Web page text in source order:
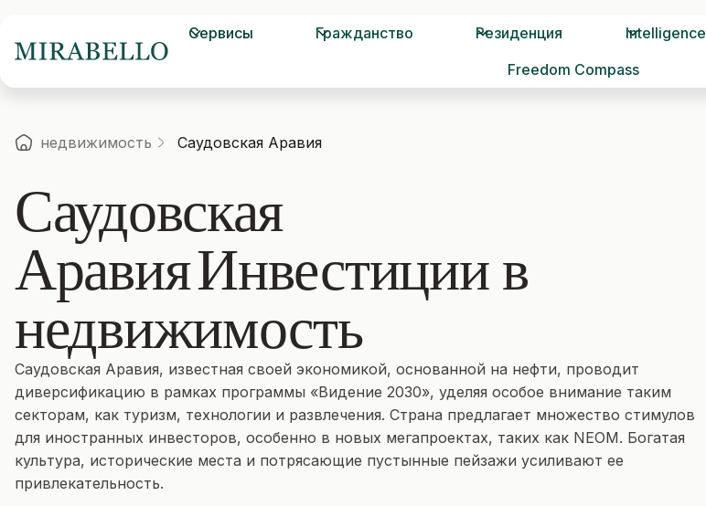
Сервисы Гражданство Резиденция Intelligence
Freedom Compass
недвижимость Саудовская Аравия
Саудовская
АравияИнвестиции в
недвижимость
Саудовская Аравия, известная своей экономикой, основанной на нефти, проводит
диверсификацию в рамках программы «Видение 2030», уделяя особое внимание таким
секторам, как туризм, технологии и развлечения. Страна предлагает множество стимулов
для иностранных инвесторов, особенно в новых мегапроектах, таких как NEOM. Богатая
культура, исторические места и потрясающие пустынные пейзажи усиливают ее
привлекательность.